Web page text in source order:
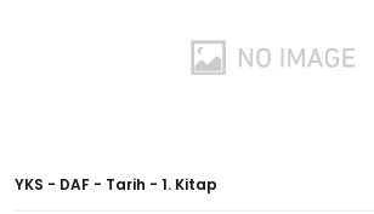
YKS - DAF - Tarih - 1. Kitap